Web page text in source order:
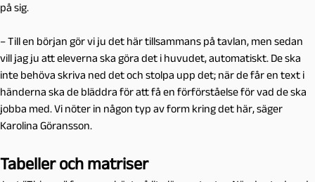
på sig.
– Till en början gör vi ju det här tillsammans på tavlan, men sedan
vill jag ju att eleverna ska göra det i huvudet, automatiskt. De ska
inte behöva skriva ned det och stolpa upp det; när de får en text i
händerna ska de bläddra för att få en förförståelse för vad de ska
jobba med. Vi nöter in någon typ av form kring det här, säger
Karolina Göransson.
Tabeller och matriser